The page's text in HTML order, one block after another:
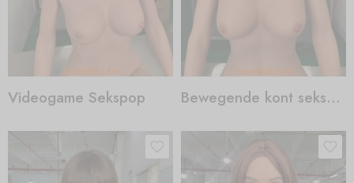
Videogame Sekspop Bewegende kont sekspop